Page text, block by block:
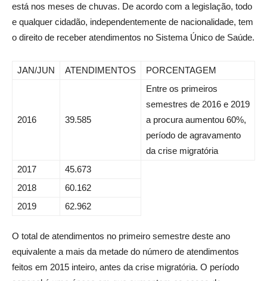
está nos meses de chuvas. De acordo com a legislação, todo
e qualquer cidadão, independentemente de nacionalidade, tem
o direito de receber atendimentos no Sistema Único de Saúde.
JAN/JUN ATENDIMENTOS PORCENTAGEM
2016 39.585
Entre os primeiros
semestres de 2016 e 2019
a procura aumentou 60%,
período de agravamento
da crise migratória
2017
45.673
2018
60.162
2019
62.962
O total de atendimentos no primeiro semestre deste ano
equivalente a mais da metade do número de atendimentos
feitos em 2015 inteiro, antes da crise migratória. O período